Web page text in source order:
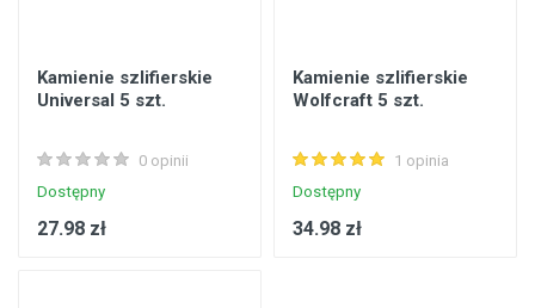
Kamienie szlifierskie
Universal 5 szt.
0 opinii
Dostępny
27.98 zł
Kamienie szlifierskie
Wolfcraft 5 szt.
1 opinia
Dostępny
34.98 zł